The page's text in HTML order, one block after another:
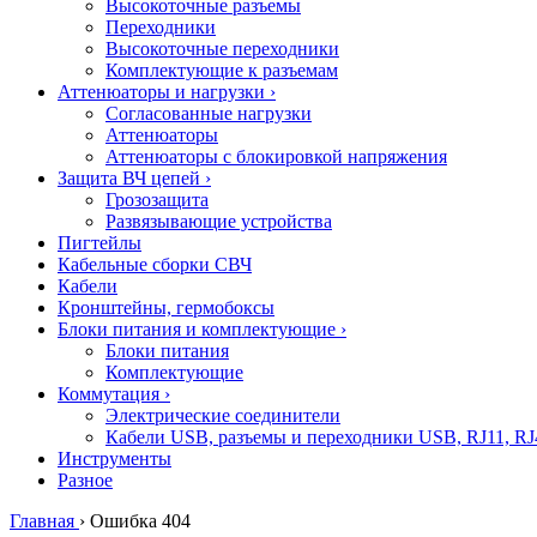
Высокоточные разъемы
Переходники
Высокоточные переходники
Комплектующие к разъемам
Аттенюаторы и нагрузки ›
Согласованные нагрузки
Аттенюаторы
Аттенюаторы с блокировкой напряжения
Защита ВЧ цепей ›
Грозозащита
Развязывающие устройства
Пигтейлы
Кабельные сборки СВЧ
Кабели
Кронштейны, гермобоксы
Блоки питания и комплектующие ›
Блоки питания
Комплектующие
Коммутация ›
Электрические соединители
Кабели USB, разъемы и переходники USB, RJ11,
Инструменты
Разное
Главная › Ошибка 404